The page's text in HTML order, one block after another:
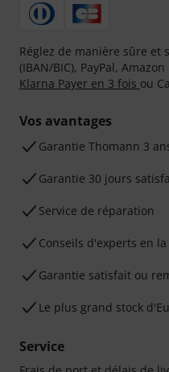
Réglez de manière sûre et
(IBAN/BIC), PayPal, Amazon
Klarna Payer en 3 fois ou
Vos avantages
Ga­ran­tie Thomann 3
Garantie 30 jours
Service de réparation
Conseils d'experts en
Garantie satisfait ou
Le plus grand stock
Service